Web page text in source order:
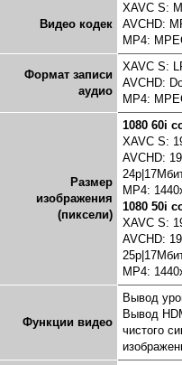
Видео кодек
XAVC S:
AVCHD:
MP4:
Формат записи
аудио
XAVC S:
AVCHD:
MP4:
Размер
изображения
(пиксели)
1080 60i
XAVC S:
AVCHD:
MP4:
1080 50i
XAVC S:
AVCHD:
MP4:
Функции видео
Вывод
Вывод
чистого